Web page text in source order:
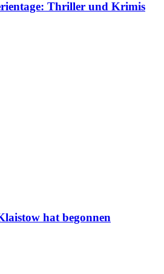
Thriller und Krimis
hat begonnen